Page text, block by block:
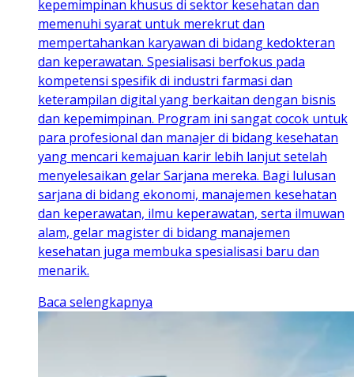
kepemimpinan khusus di sektor kesehatan dan
memenuhi syarat untuk merekrut dan
mempertahankan karyawan di bidang kedokteran
dan keperawatan. Spesialisasi berfokus pada
kompetensi spesifik di industri farmasi dan
keterampilan digital yang berkaitan dengan bisnis
dan kepemimpinan. Program ini sangat cocok untuk
para profesional dan manajer di bidang kesehatan
yang mencari kemajuan karir lebih lanjut setelah
menyelesaikan gelar Sarjana mereka. Bagi lulusan
sarjana di bidang ekonomi, manajemen kesehatan
dan keperawatan, ilmu keperawatan, serta ilmuwan
alam, gelar magister di bidang manajemen
kesehatan juga membuka spesialisasi baru dan
menarik.
Baca selengkapnya